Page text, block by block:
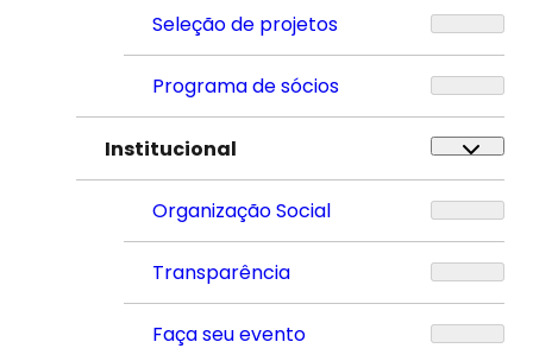
Seleção de projetos
Programa de sócios
Institucional
Organização Social
Transparência
Faça seu evento